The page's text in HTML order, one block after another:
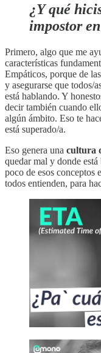
¿Y qué
impostor
Primero, algo que me
características
Empáticos, porque de
y asegurarse que todos/
está hablando. Y
decir también cuando
algún ámbito. Eso te
está superado/a.
Eso genera una cultura
quedar mal y donde
poco de esos conceptos
todos entienden, para